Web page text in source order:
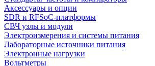
Аксессуары и опции
SDR и RFSoC‑платформы
СВЧ узлы и модули
Электроизмерения и системы питания
Лабораторные источники питания
Электронные нагрузки
Вольтметры